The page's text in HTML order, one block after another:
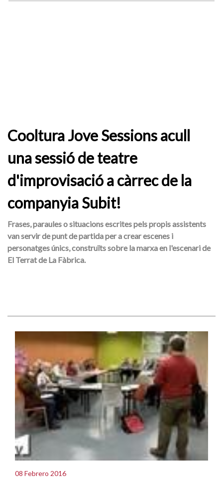
Cooltura Jove Sessions acull
una sessió de teatre
d'improvisació a càrrec de la
companyia Subit!
Frases, paraules o situacions escrites pels propis assistents
van servir de punt de partida per a crear escenes i
personatges únics, construïts sobre la marxa en l'escenari de
El Terrat de La Fàbrica.
08 Febrero 2016